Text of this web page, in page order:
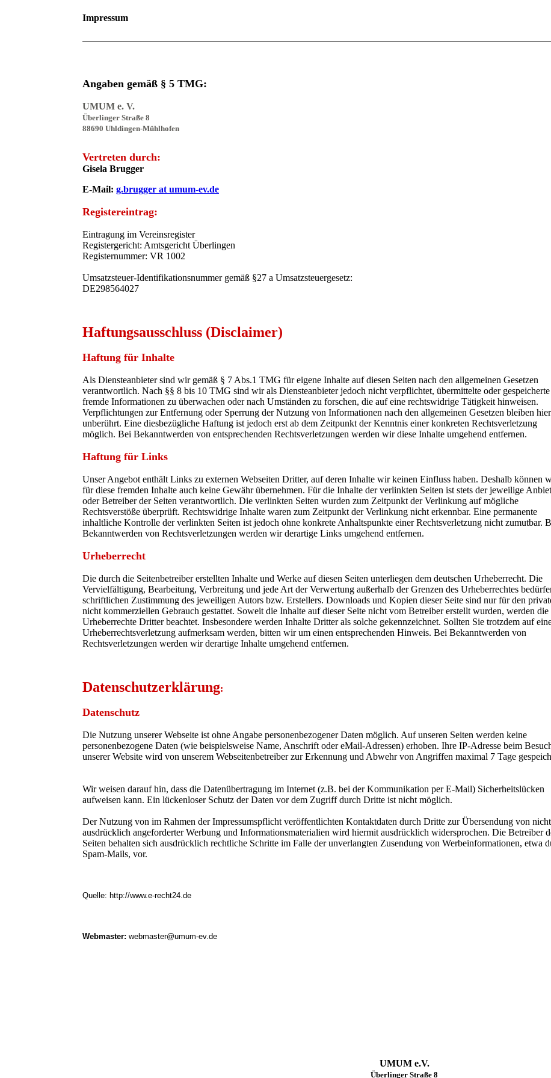
Impressum
Angaben gemäß § 5 TMG:
UMUM e. V.
Überlinger Straße 8
88690 Uhldingen-Mühlhofen
Vertreten durch:
Gisela Brugger
E-Mail: g.brugger at umum-ev.de
Registereintrag:
Eintragung im Vereinsregister
Registergericht: Amtsgericht Überlingen
Registernummer: VR 1002
Umsatzsteuer-Identifikationsnummer gemäß §27 a Umsatzsteuergesetz:
DE298564027
Haftungsausschluss (Disclaimer)
Haftung für Inhalte
Als Diensteanbieter sind wir gemäß § 7 Abs.1 TMG für eigene Inhalte auf diesen Seiten nach den allgemeinen Gesetzen
verantwortlich. Nach §§ 8 bis 10 TMG sind wir als Diensteanbieter jedoch nicht verpflichtet, übermittelte oder gespeicherte
fremde Informationen zu überwachen oder nach Umständen zu forschen, die auf eine rechtswidrige Tätigkeit hinweisen.
Verpflichtungen zur Entfernung oder Sperrung der Nutzung von Informationen nach den allgemeinen Gesetzen bleiben
unberührt. Eine diesbezügliche Haftung ist jedoch erst ab dem Zeitpunkt der Kenntnis einer konkreten Rechtsverletzung
möglich. Bei Bekanntwerden von entsprechenden Rechtsverletzungen werden wir diese Inhalte umgehend entfernen.
Haftung für Links
Unser Angebot enthält Links zu externen Webseiten Dritter, auf deren Inhalte wir keinen Einfluss haben. Deshalb können
für diese fremden Inhalte auch keine Gewähr übernehmen. Für die Inhalte der verlinkten Seiten ist stets der jeweilige
oder Betreiber der Seiten verantwortlich. Die verlinkten Seiten wurden zum Zeitpunkt der Verlinkung auf mögliche
Rechtsverstöße überprüft. Rechtswidrige Inhalte waren zum Zeitpunkt der Verlinkung nicht erkennbar. Eine permanente
inhaltliche Kontrolle der verlinkten Seiten ist jedoch ohne konkrete Anhaltspunkte einer Rechtsverletzung nicht zumutbar.
Bekanntwerden von Rechtsverletzungen werden wir derartige Links umgehend entfernen.
Urheberrecht
Die durch die Seitenbetreiber erstellten Inhalte und Werke auf diesen Seiten unterliegen dem deutschen Urheberrecht. Die
Vervielfältigung, Bearbeitung, Verbreitung und jede Art der Verwertung außerhalb der Grenzen des Urheberrechtes
schriftlichen Zustimmung des jeweiligen Autors bzw. Erstellers. Downloads und Kopien dieser Seite sind nur für den
nicht kommerziellen Gebrauch gestattet. Soweit die Inhalte auf dieser Seite nicht vom Betreiber erstellt wurden, werden die
Urheberrechte Dritter beachtet. Insbesondere werden Inhalte Dritter als solche gekennzeichnet. Sollten Sie trotzdem auf
Urheberrechtsverletzung aufmerksam werden, bitten wir um einen entsprechenden Hinweis. Bei Bekanntwerden von
Rechtsverletzungen werden wir derartige Inhalte umgehend entfernen.
Datenschutzerklärung:
Datenschutz
Die Nutzung unserer Webseite ist ohne Angabe personenbezogener Daten möglich. Auf unseren Seiten werden keine
personenbezogene Daten (wie beispielsweise Name, Anschrift oder eMail-Adressen) erhoben. Ihre IP-Adresse beim
unserer Website wird von unserem Webseitenbetreiber zur Erkennung und Abwehr von Angriffen maximal 7 Tage
Wir weisen darauf hin, dass die Datenübertragung im Internet (z.B. bei der Kommunikation per E-Mail) Sicherheitslücken
aufweisen kann. Ein lückenloser Schutz der Daten vor dem Zugriff durch Dritte ist nicht möglich.
Der Nutzung von im Rahmen der Impressumspflicht veröffentlichten Kontaktdaten durch Dritte zur Übersendung von nicht
ausdrücklich angeforderter Werbung und Informationsmaterialien wird hiermit ausdrücklich widersprochen. Die Betreiber
Seiten behalten sich ausdrücklich rechtliche Schritte im Falle der unverlangten Zusendung von Werbeinformationen, etwa
Spam-Mails, vor.
Quelle: http://www.e-recht24.de
Webmaster: webmaster@umum-ev.de
UMUM e.V.
Überlinger Straße 8